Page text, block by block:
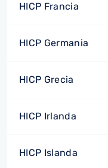
HICP Francia
HICP Germania
HICP Grecia
HICP Irlanda
HICP Islanda